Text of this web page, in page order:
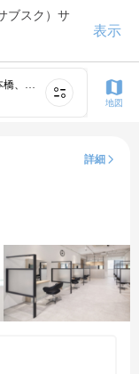
ブスク）サ
表示
地図
詳細